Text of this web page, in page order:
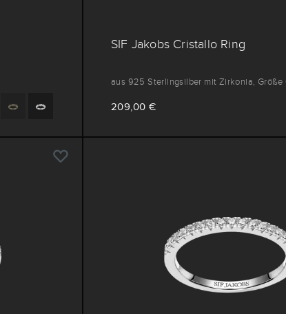
SIF Jakobs Cristallo Ring
aus 925 Sterlingsilber mit Zirkonia, Größe
209,00 €